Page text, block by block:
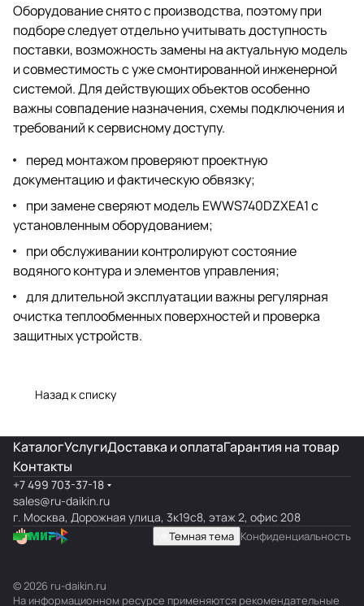
Оборудование снято с производства, поэтому при
подборе следует отдельно учитывать доступность
поставки, возможность замены на актуальную модель
и совместимость с уже смонтированной инженерной
системой. Для действующих объектов особенно
важны совпадение назначения, схемы подключения и
требований к сервисному доступу.
перед монтажом проверяют проектную
документацию и фактическую обвязку;
при замене сверяют модель EWWS740DZXEA1 с
установленным оборудованием;
при обслуживании контролируют состояние
водяного контура и элементов управления;
для длительной эксплуатации важны регулярная
очистка теплообменных поверхностей и проверка
защитных устройств.
Назад к списку
КаталогУслугиДоставка и оплатаГарантия на товар
Контакты
+7 499 703-37-18
sales@ru-daikin.ru
г. Москва, Дорожная улица, 3к19с8, этаж 2, офис 208
Темная тема Конфиденциальность
© 2026 ru-daikin.ru
На информационном ресурсе применяются рекомендательные